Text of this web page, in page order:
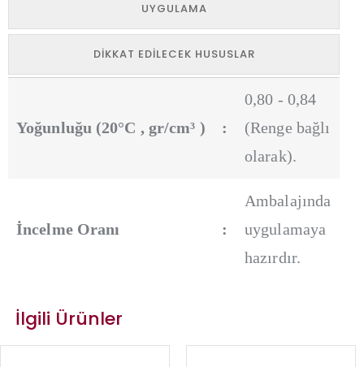
UYGULAMA
DIKKAT EDILECEK HUSUSLAR
Yoğunluğu (20°C , gr/cm³ ) :
0,80 - 0,84
(Renge bağlı
olarak).
İncelme Oranı :
Ambalajında
uygulamaya
hazırdır.
İlgili Ürünler